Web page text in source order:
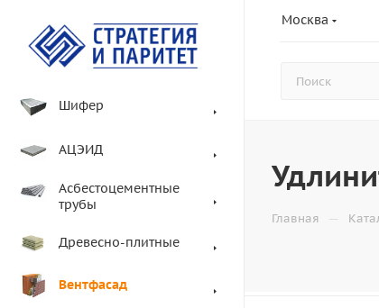
Москва
Шифер
АЦЭИД
Асбестоцементные
трубы
Древесно-плитные
Вентфасад
Главная —